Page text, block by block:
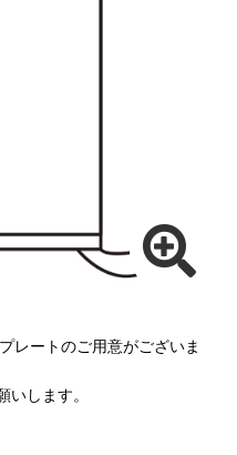
レートのご用意がございま
いします。